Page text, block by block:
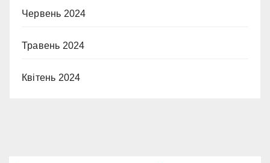
Червень 2024
Травень 2024
Квітень 2024